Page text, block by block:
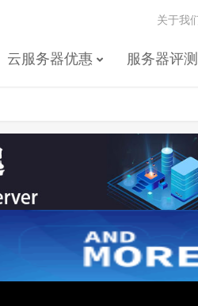
云服务器优惠 服务器评测
关于我